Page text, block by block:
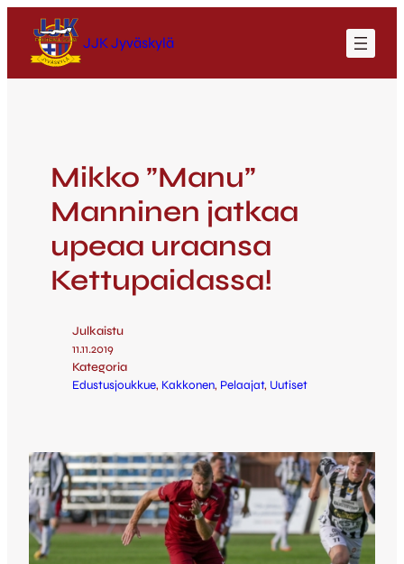
JJK Jyväskylä
Mikko ”Manu”
Manninen jatkaa
upeaa uraansa
Kettupaidassa!
Julkaistu
11.11.2019
Kategoria
Edustusjoukkue, Kakkonen, Pelaajat, Uutiset